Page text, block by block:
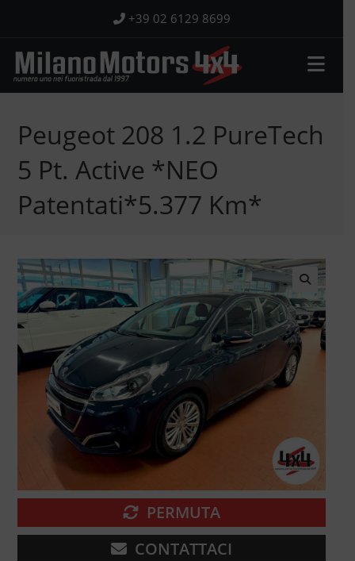
contenuto
+39 02 6129 8699
Peugeot 208 1.2 PureTech
5 Pt. Active *NEO
Patentati*5.377 Km*
🔍
PERMUTA
CONTATTACI